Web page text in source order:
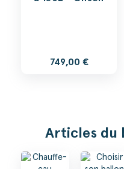
749,00 €
Articles du